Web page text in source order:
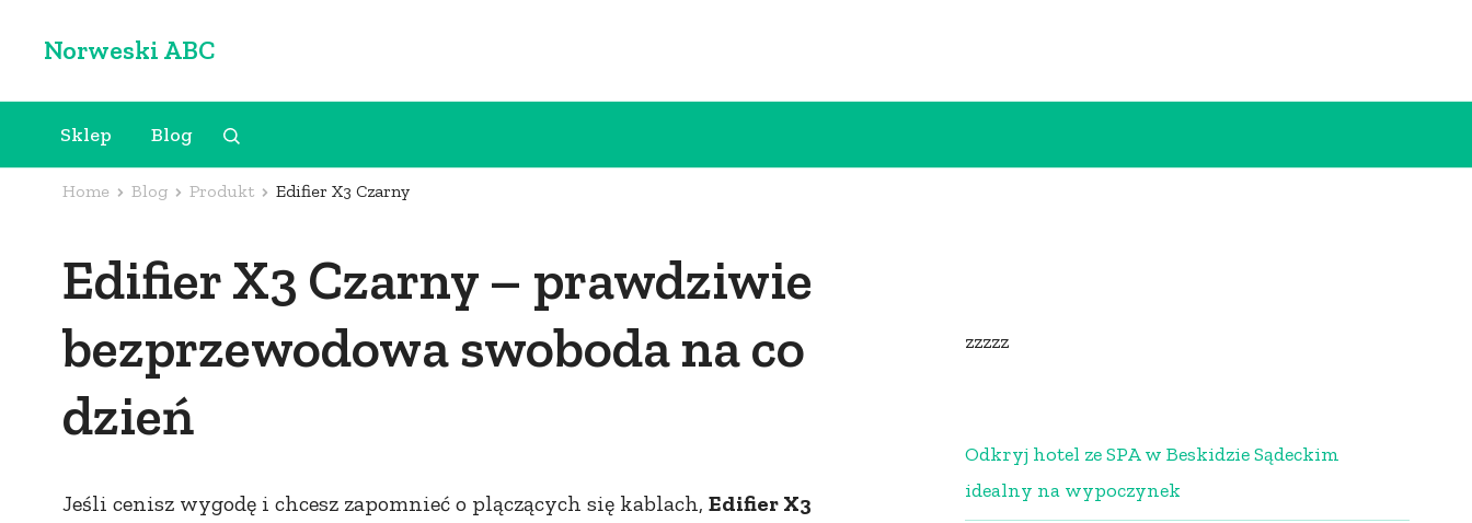
Norweski ABC
Sklep Blog
Home Blog Produkt Edifier X3 Czarny
Edifier X3 Czarny – prawdziwie
bezprzewodowa swoboda na co
dzień
Jeśli cenisz wygodę i chcesz zapomnieć o plączących się kablach, Edifier X3
zzzzz
Odkryj hotel ze SPA w Beskidzie Sądeckim
idealny na wypoczynek